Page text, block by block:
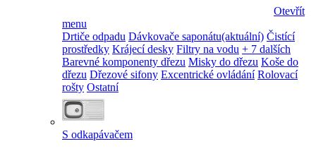
Otevřít
menu
Drtiče odpadu Dávkovače saponátu(aktuální) Čistící
prostředky Krájecí desky Filtry na vodu + 7 dalších
Barevné komponenty dřezu Misky do dřezu Koše do
dřezu Dřezové sifony Excentrické ovládání Rolovací
rošty Ostatní
S odkapávačem